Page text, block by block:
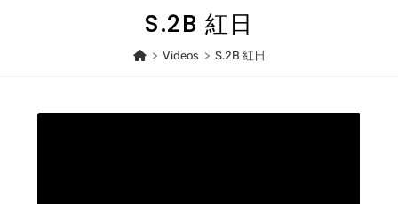
S.2B 紅日
> Videos > S.2B 紅日